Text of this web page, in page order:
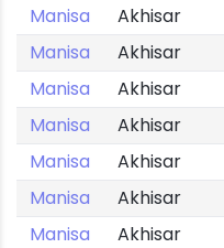
Manisa
Akhisar
Manisa
Akhisar
Manisa
Akhisar
Manisa
Akhisar
Manisa
Akhisar
Manisa
Akhisar
Manisa
Akhisar